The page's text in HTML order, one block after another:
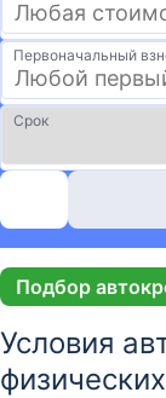
Первоначальный
Срок
Подбор
Условия